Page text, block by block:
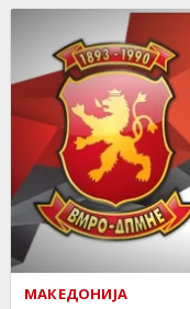
МАКЕДОНИЈА